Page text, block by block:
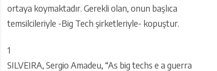
ortaya koymaktadır. Gerekli olan, onun başlıca
temsilcileriyle -Big Tech şirketleriyle- kopuştur.
1
SILVEIRA, Sergio Amadeu, “As big techs e a guerra